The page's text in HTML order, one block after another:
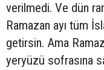
verilmedi. Ve dün
Ramazan ayı tüm
getirsin. Ama
yeryüzü sofrasına